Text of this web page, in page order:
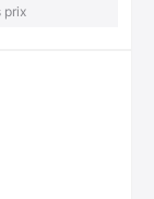
prix